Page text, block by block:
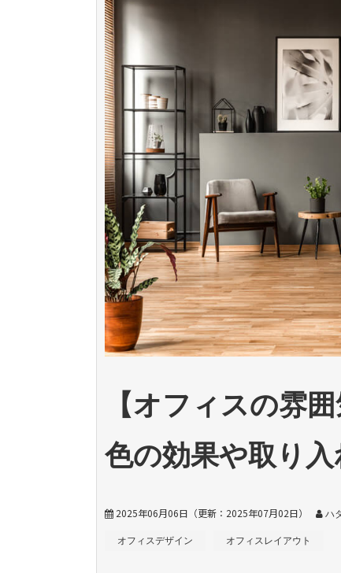
【オフィスの雰
色の効果や取り
2025年06月06日 （更新： 2025年07月02日） ハ
オフィスデザイン オフィスレイアウト